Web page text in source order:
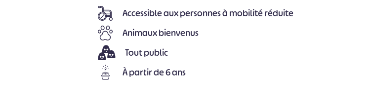
Accessible aux personnes à mobilité réduite
Animaux bienvenus
Tout public
À partir de 6 ans